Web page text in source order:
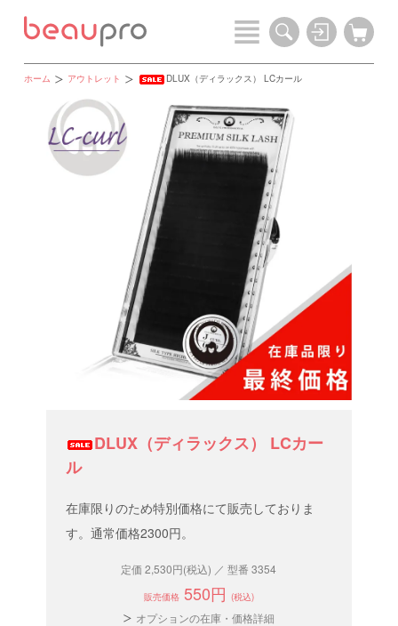
ホーム アウトレット DLUX（ディラックス） LCカール
DLUX（ディラックス） LCカー
ル
在庫限りのため特別価格にて販売しておりま
す。通常価格2300円。
定価 2,530円(税込) ／ 型番 3354
販売価格 550円 (税込)
オプションの在庫・価格詳細